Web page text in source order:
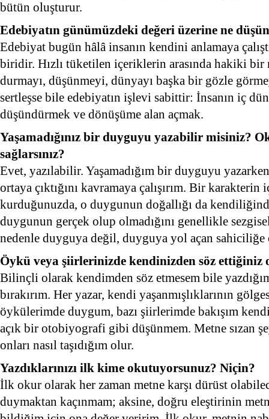
bütün oluşturur.
Edebiyatın günümüzdeki değeri üzerine ne
Edebiyat bugün hâlâ insanın kendini anlamaya
biridir. Hızlı tüketilen içeriklerin arasında hakiki bir
durmayı, düşünmeyi, dünyayı başka bir gözle
sertleşse bile edebiyatın işlevi sabittir: İnsanın iç
düşündürmek ve dönüşüme alan açmak.
Yaşamadığınız bir duyguyu yazabilir misiniz?
sağlarsınız?
Evet, yazılabilir. Yaşamadığım bir duyguyu
ortaya çıktığını kavramaya çalışırım. Bir karakterin
kurduğunuzda, o duygunun doğallığı da
duygunun gerçek olup olmadığını genellikle
nedenle duyguya değil, duyguya yol açan sahiciliğe
Öykü veya şiirlerinizde kendinizden söz ettiğiniz
Bilinçli olarak kendimden söz etmesem bile
bırakırım. Her yazar, kendi yaşanmışlıklarının
öykülerimde duygum, bazı şiirlerimde bakışım
açık bir otobiyografi gibi düşünmem. Metne sızan
onları nasıl taşıdığım olur.
Yazdıklarınızı ilk kime okutuyorsunuz? Niçin?
İlk okur olarak her zaman metne karşı dürüst
duymaktan kaçınmam; aksine, doğru eleştirinin